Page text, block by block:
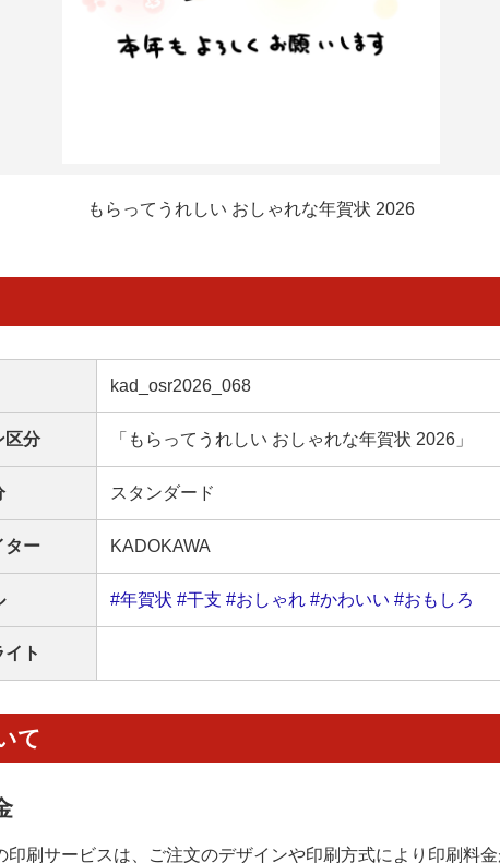
もらってうれしい おしゃれな年賀状 2026
kad_osr2026_068
区分 「もらってうれしい おしゃれな年賀状 2026」
スタンダード
ター KADOKAWA
#年賀状 #干支 #おしゃれ #かわいい #おもしろ
イト
て
印刷サービスは、ご注文のデザインや印刷方式により印刷料